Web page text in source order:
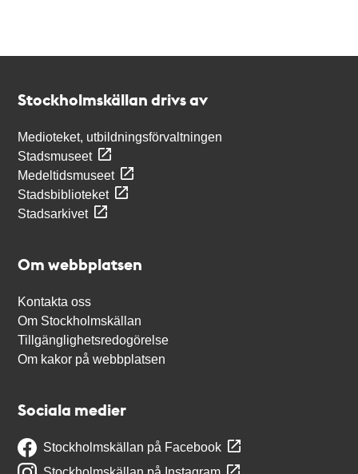
Stockholmskällan drivs av
Medioteket, utbildningsförvaltningen
Stadsmuseet
Medeltidsmuseet
Stadsbiblioteket
Stadsarkivet
Om webbplatsen
Kontakta oss
Om Stockholmskällan
Tillgänglighetsredogörelse
Om kakor på webbplatsen
Sociala medier
Stockholmskällan på Facebook